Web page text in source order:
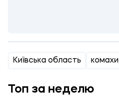
Київська область комахи
Топ за неделю